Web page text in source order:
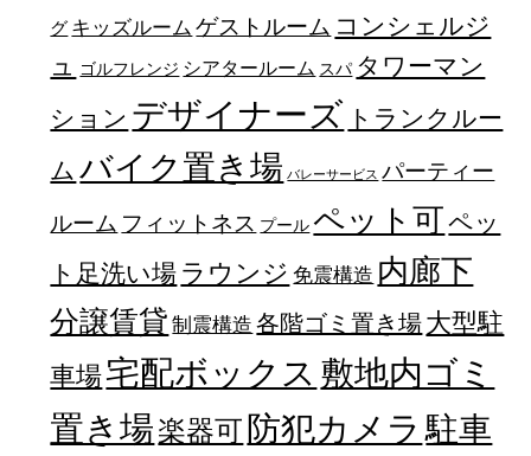
グ キッズルーム ゲストルーム コンシェルジ
ュ
ゴルフレンジ シアタールーム スパ タワーマン
ション デザイナーズ トランクルー
ム バイク置き場 バレーサービス パーティー
ルーム フィットネス プール ペット可ペッ
ト足洗い場 ラウンジ 免震構造 内廊下
分譲賃貸 制震構造 各階ゴミ置き場大型駐
車場宅配ボックス 敷地内ゴミ
置き場楽器可防犯カメラ 駐車